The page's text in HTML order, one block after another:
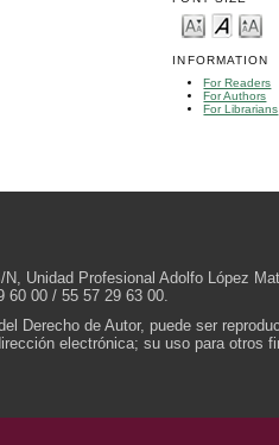
INFORMATION
For Readers
For Authors
For Librarians
Unidad Profesional Adolfo López
60 00 / 55 57 29 63 00.
Derecho de Autor, puede ser
electrónica; su uso para otros